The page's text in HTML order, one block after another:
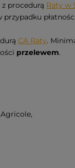
z procedurą Raty w
CA Raty.
przelewem.